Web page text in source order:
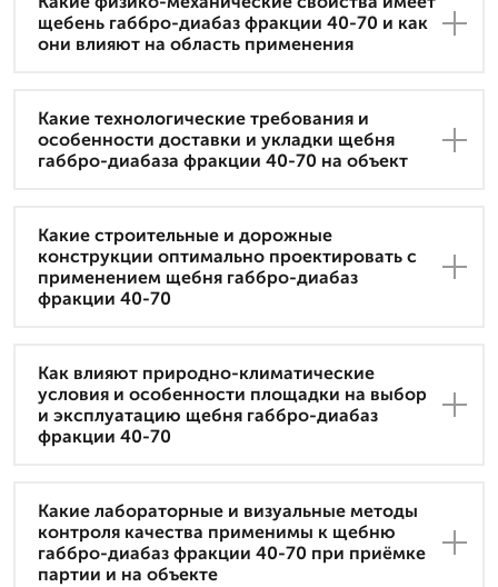
щебень габбро-диабаз фракции 40-70 и как
они влияют на область применения
Какие технологические требования и
особенности доставки и укладки щебня
габбро-диабаза фракции 40-70 на объект
Какие строительные и дорожные
конструкции оптимально проектировать с
применением щебня габбро-диабаз
фракции 40-70
Как влияют природно-климатические
условия и особенности площадки на выбор
и эксплуатацию щебня габбро-диабаз
фракции 40-70
Какие лабораторные и визуальные методы
контроля качества применимы к щебню
габбро-диабаз фракции 40-70 при приёмке
партии и на объекте